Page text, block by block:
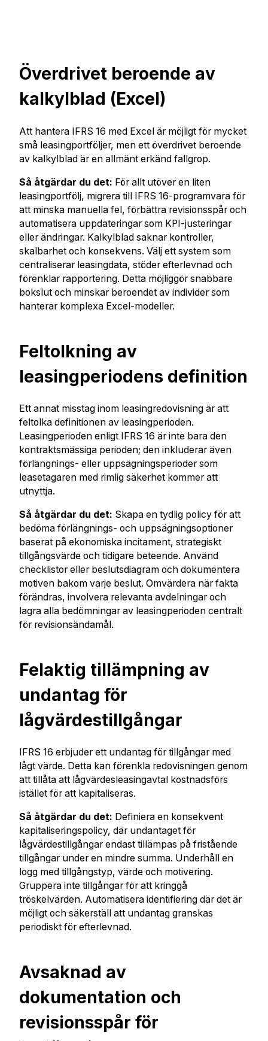
Överdrivet beroende av
kalkylblad (Excel)
Att hantera IFRS 16 med Excel är möjligt för mycket
små leasingportföljer, men ett överdrivet beroende
av kalkylblad är en allmänt erkänd fallgrop.
Så åtgärdar du det: För allt utöver en liten
leasingportfölj, migrera till IFRS 16-programvara för
att minska manuella fel, förbättra revisionsspår och
automatisera uppdateringar som KPI-justeringar
eller ändringar. Kalkylblad saknar kontroller,
skalbarhet och konsekvens. Välj ett system som
centraliserar leasingdata, stöder efterlevnad och
förenklar rapportering. Detta möjliggör snabbare
bokslut och minskar beroendet av individer som
hanterar komplexa Excel-modeller.
Feltolkning av
leasingperiodens definition
Ett annat misstag inom leasingredovisning är att
feltolka definitionen av leasingperioden.
Leasingperioden enligt IFRS 16 är inte bara den
kontraktsmässiga perioden; den inkluderar även
förlängnings- eller uppsägningsperioder som
leasetagaren med rimlig säkerhet kommer att
utnyttja.
Så åtgärdar du det: Skapa en tydlig policy för att
bedöma förlängnings- och uppsägningsoptioner
baserat på ekonomiska incitament, strategiskt
tillgångsvärde och tidigare beteende. Använd
checklistor eller beslutsdiagram och dokumentera
motiven bakom varje beslut. Omvärdera när fakta
förändras, involvera relevanta avdelningar och
lagra alla bedömningar av leasingperioden centralt
för revisionsändamål.
Felaktig tillämpning av
undantag för
lågvärdestillgångar
IFRS 16 erbjuder ett undantag för tillgångar med
lågt värde. Detta kan förenkla redovisningen genom
att tillåta att lågvärdesleasingavtal kostnadsförs
istället för att kapitaliseras.
Så åtgärdar du det: Definiera en konsekvent
kapitaliseringspolicy, där undantaget för
lågvärdestillgångar endast tillämpas på fristående
tillgångar under en mindre summa. Underhåll en
logg med tillgångstyp, värde och motivering.
Gruppera inte tillgångar för att kringgå
tröskelvärden. Automatisera identifiering där det är
möjligt och säkerställ att undantag granskas
periodiskt för efterlevnad.
Avsaknad av
dokumentation och
revisionsspår för